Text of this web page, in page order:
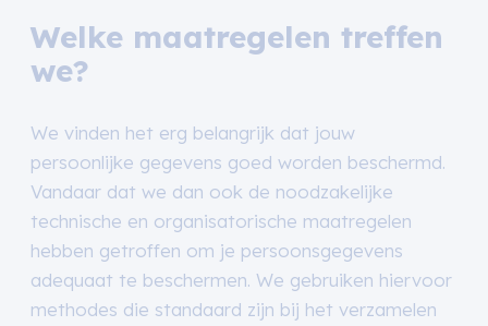
Welke maatregelen treffen
we?
We vinden het erg belangrijk dat jouw
persoonlijke gegevens goed worden beschermd.
Vandaar dat we dan ook de noodzakelijke
technische en organisatorische maatregelen
hebben getroffen om je persoonsgegevens
adequaat te beschermen. We gebruiken hiervoor
methodes die standaard zijn bij het verzamelen